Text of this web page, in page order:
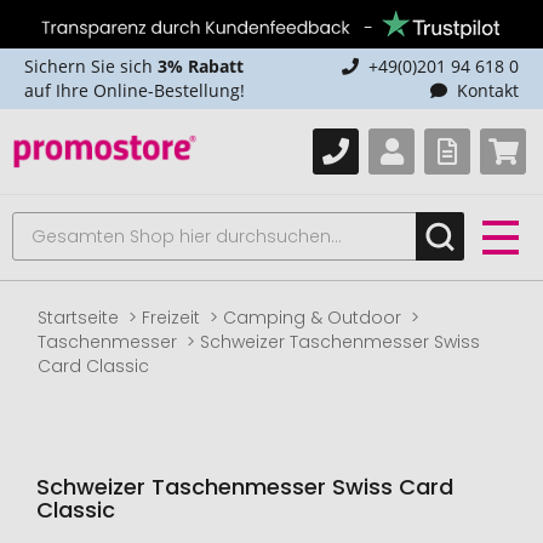
Sichern Sie sich 3% Rabatt
auf Ihre Online-Bestellung!
+49(0)201 94 618 0
Kontakt
Startseite Freizeit
Camping & Outdoor
Taschenmesser
Schweizer Taschenmesser Swiss
Card Classic
Schweizer Taschenmesser Swiss Card
Classic